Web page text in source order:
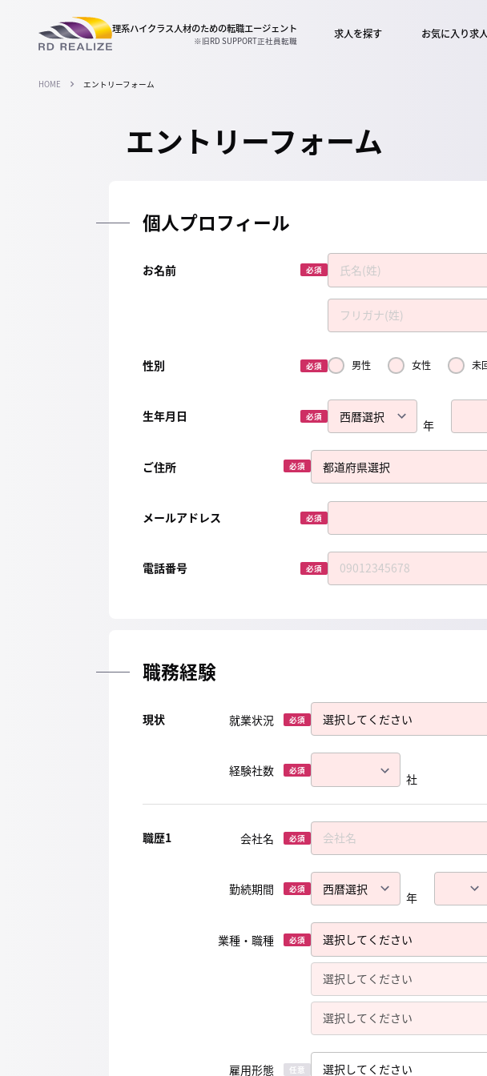
理系ハイクラス人材のための転職エージェント
※旧RD SUPPORT正社員転職 求人を探す お気に入り求
HOME エントリーフォーム
エントリーフォーム
個人プロフィール
お名前 必須
性別 必須 男性 女性 未
生年月日 必須
年
ご住所 必須
メールアドレス 必須
電話番号 必須
職務経験
現状 就業状況 必須
経験社数 必須
社
職歴1 会社名 必須
勤続期間 必須
年
業種・職種 必須
雇用形態 任意